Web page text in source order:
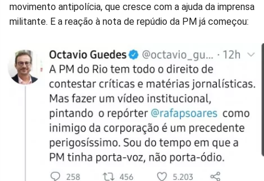
movimento antipolícia, que cresce com a ajuda da imprensa
militante. E a reação à nota de repúdio da PM já começou: